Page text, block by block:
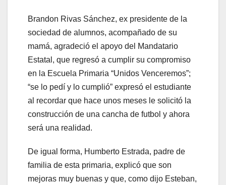
Brandon Rivas Sánchez, ex presidente de la
sociedad de alumnos, acompañado de su
mamá, agradeció el apoyo del Mandatario
Estatal, que regresó a cumplir su compromiso
en la Escuela Primaria “Unidos Venceremos”;
“se lo pedí y lo cumplió” expresó el estudiante
al recordar que hace unos meses le solicitó la
construcción de una cancha de futbol y ahora
será una realidad.
De igual forma, Humberto Estrada, padre de
familia de esta primaria, explicó que son
mejoras muy buenas y que, como dijo Esteban,